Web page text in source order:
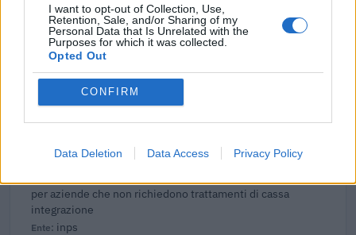
I want to opt-out of Collection, Use,
Retention, Sale, and/or Sharing of my
Personal Data that Is Unrelated with the
Purposes for which it was collected.
Opted Out
CONFIRM
Data Deletion Data Access Privacy Policy
4.863 euro
2023-03-30
esenzioni fiscali e crediti d'imposta adottati a
seguito della crisi economica causata dall'epidemia di
COVID-19 [con mo
agenzia delle entrate
11.397 euro
2022-11-11
per aziende che non richiedono trattamenti di cassa
integrazione
inps